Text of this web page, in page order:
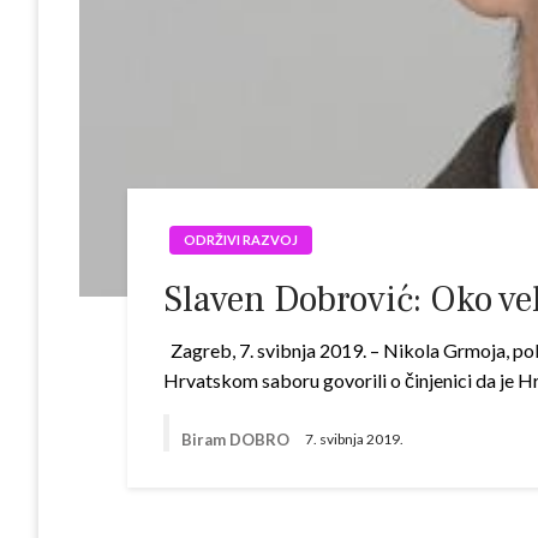
ODRŽIVI RAZVOJ
Slaven Dobrović: Oko
Zagreb, 7. svibnja 2019. – Nikola Grmoja,
Hrvatskom saboru govorili o činjenici da je
Biram DOBRO 7. svibnja 2019.